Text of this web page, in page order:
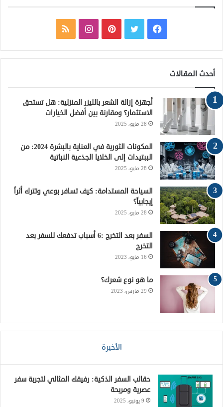
ي
ب
و
ك
و
ت
ر
ي
ت
ي
ي
ت
ن
ت
ق
ا
ل
ص
ا
م
ق
R
أحدث المقالات
أجهزة إزالة الشعر بالليزر المنزلية: هل تستحق
الاستثمار؟ ومقارنة بين أفضل الخيارات
28 مايو، 2025
المكونات الثورية في العناية بالبشرة 2024: من
الببتيدات إلى الخلايا الجذعية النباتية
28 مايو، 2025
السياحة المستدامة: كيف تسافر بوعي وتترك أثراً
إيجابياً؟
28 مايو، 2025
السفر بعد التخرج :6 أسباب تدفعك للسفر بعد
التخرج
16 مايو، 2023
ما هو نوع شعرك؟
29 مارس، 2023
الأخيرة
حقائب السفر الذكية: رفيقك المثالي لتجربة سفر
عصرية ومريحة
9 يونيو، 2025